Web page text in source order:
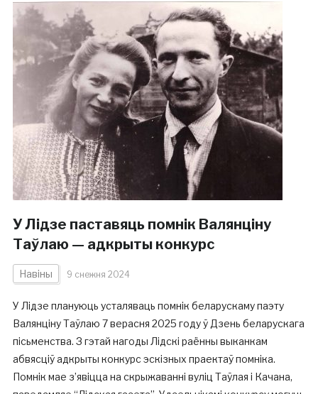
У Лідзе паставяць помнік Валянціну
Таўлаю — адкрыты конкурс
Навіны 9 снежня 2024
У Лідзе плануюць усталяваць помнік беларускаму паэту
Валянціну Таўлаю 7 верасня 2025 году ў Дзень беларускага
пісьменства. З гэтай нагоды Лідскі раённы выканкам
абвясціў адкрыты конкурс эскізных праектаў помніка.
Помнік мае з’явіцца на скрыжаванні вуліц Таўлая і Качана,